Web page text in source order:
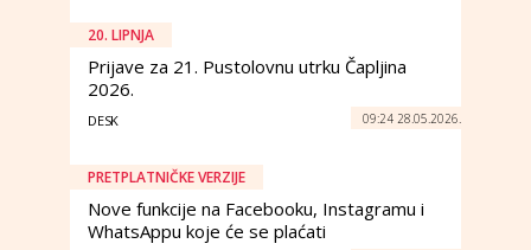
20. LIPNJA
Prijave za 21. Pustolovnu utrku Čapljina
2026.
DESK 09:24 28.05.2026.
PRETPLATNIČKE VERZIJE
Nove funkcije na Facebooku, Instagramu i
WhatsAppu koje će se plaćati